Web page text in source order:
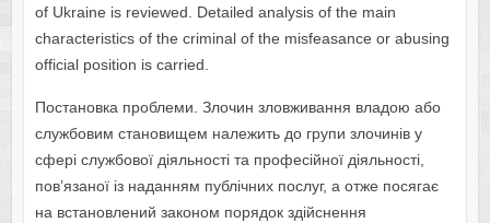
of Ukraine is reviewed. Detailed analysis of the main
characteristics of the criminal of the misfeasance or abusing
official position is carried.
Постановка проблеми. Злочин зловживання владою або
службовим становищем належить до групи злочинів у
сфері службової діяльності та професійної діяльності,
пов’язаної із наданням публічних послуг, а отже посягає
на встановлений законом порядок здійснення